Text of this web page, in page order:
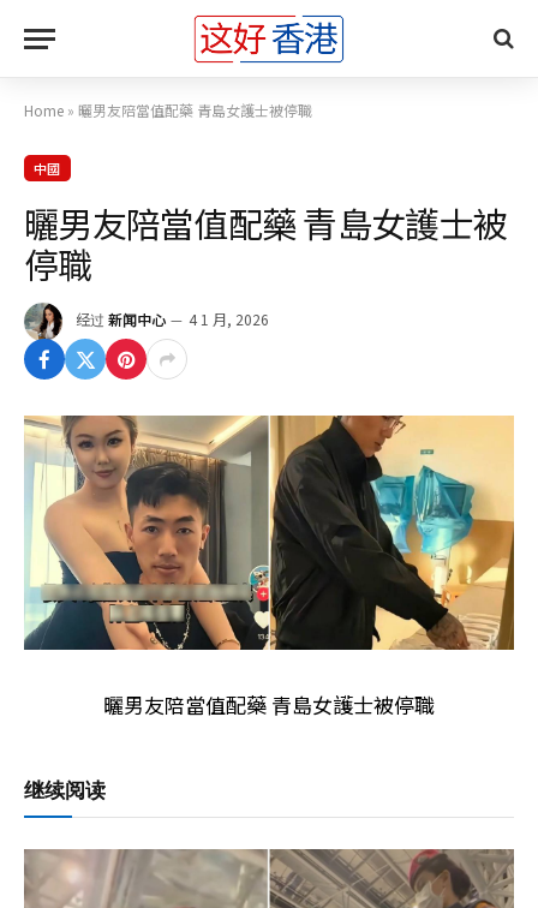
Home » 曬男友陪當值配藥 青島女護士被停職
中國
曬男友陪當值配藥 青島女護士被
停職
经过 新闻中心 4 1 月, 2026
曬男友陪當值配藥 青島女護士被停職
继续阅读